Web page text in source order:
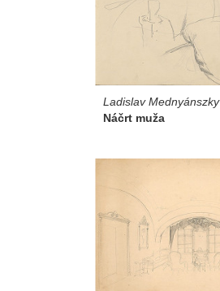
Ladislav Mednyánszky
Náčrt muža